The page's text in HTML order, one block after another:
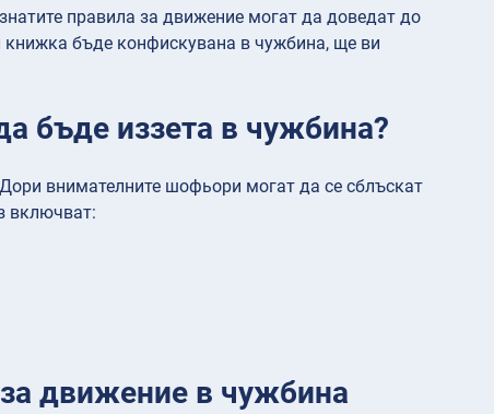
правила за движение могат да доведат до
бъде конфискувана в чужбина, ще ви
бъде иззета в чужбина?
внимателните шофьори могат да се сблъскат
включват:
движение в чужбина